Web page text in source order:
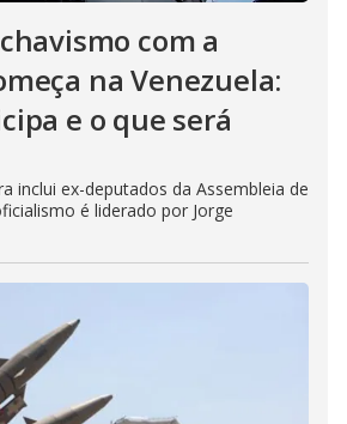
com a
na Venezuela:
e o que será
inclui ex-deputados da Assembleia de
é liderado por Jorge